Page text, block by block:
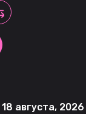
18 августа, 2026